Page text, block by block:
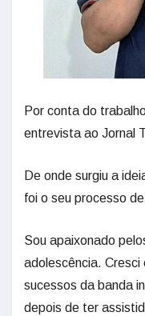
Por conta do
entrevista ao Jornal
De onde surgiu a
foi o seu processo
Sou apaixonado
adolescência.
sucessos da banda
depois de ter